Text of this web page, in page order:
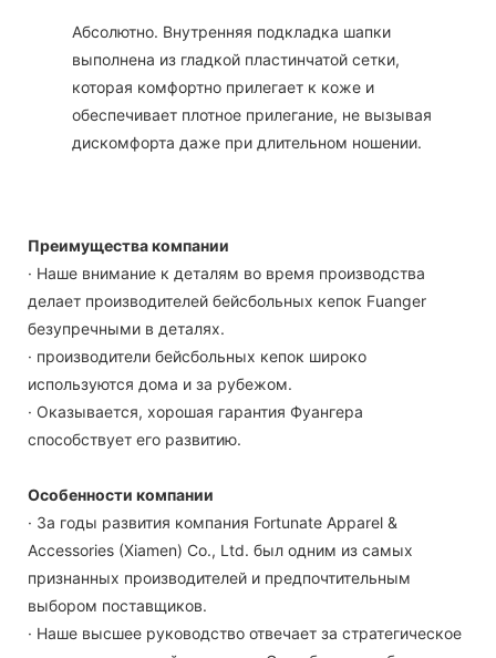
Абсолютно. Внутренняя подкладка шапки
выполнена из гладкой пластинчатой ​​сетки,
которая комфортно прилегает к коже и
обеспечивает плотное прилегание, не вызывая
дискомфорта даже при длительном ношении.
Преимущества компании
· Наше внимание к деталям во время производства
делает производителей бейсбольных кепок Fuanger
безупречными в деталях.
· производители бейсбольных кепок широко
используются дома и за рубежом.
· Оказывается, хорошая гарантия Фуангера
способствует его развитию.
Особенности компании
· За годы развития компания Fortunate Apparel &
Accessories (Xiamen) Co., Ltd. был одним из самых
признанных производителей и предпочтительным
выбором поставщиков.
· Наше высшее руководство отвечает за стратегическое